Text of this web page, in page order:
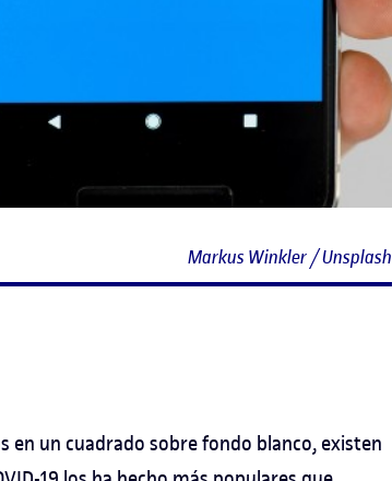
Markus Winkler / Unsplash
un cuadrado sobre fondo blanco, existen